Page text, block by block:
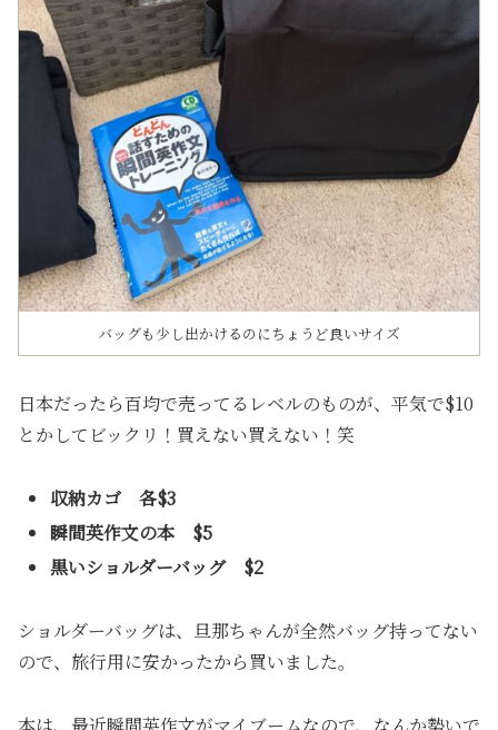
バッグも少し出かけるのにちょうど良いサイズ
日本だったら百均で売ってるレベルのものが、平気で$10
とかしてビックリ！買えない買えない！笑
収納カゴ 各$3
瞬間英作文の本 $5
黒いショルダーバッグ $2
ショルダーバッグは、旦那ちゃんが全然バッグ持ってない
ので、旅行用に安かったから買いました。